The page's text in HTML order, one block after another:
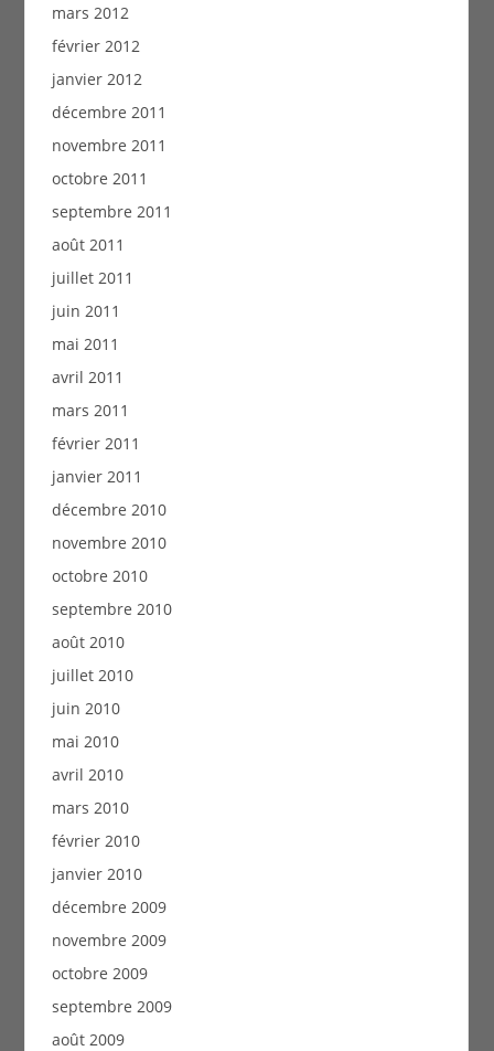
mars 2012
février 2012
janvier 2012
décembre 2011
novembre 2011
octobre 2011
septembre 2011
août 2011
juillet 2011
juin 2011
mai 2011
avril 2011
mars 2011
février 2011
janvier 2011
décembre 2010
novembre 2010
octobre 2010
septembre 2010
août 2010
juillet 2010
juin 2010
mai 2010
avril 2010
mars 2010
février 2010
janvier 2010
décembre 2009
novembre 2009
octobre 2009
septembre 2009
août 2009